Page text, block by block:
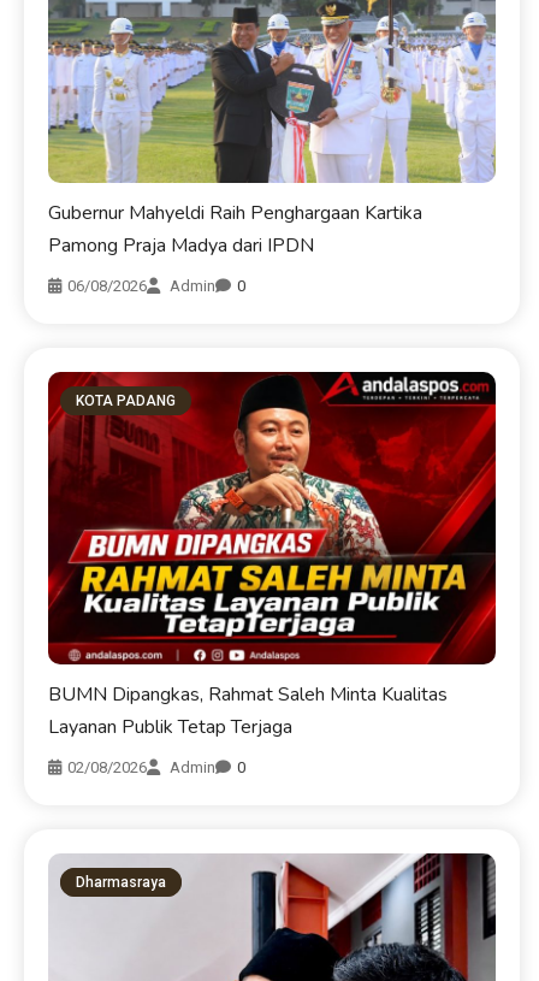
Gubernur Mahyeldi Raih Penghargaan Kartika
Pamong Praja Madya dari IPDN
06/08/2026 Admin 0
KOTA PADANG
BUMN Dipangkas, Rahmat Saleh Minta Kualitas
Layanan Publik Tetap Terjaga
02/08/2026 Admin 0
Dharmasraya